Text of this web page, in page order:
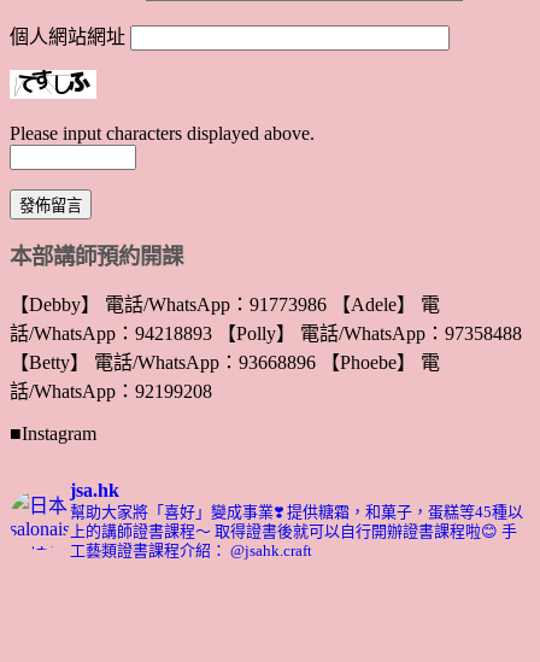
個人網站網址
Please input characters displayed above.
本部講師預約開課
【Debby】 電話/WhatsApp：91773986 【Adele】 電
話/WhatsApp：94218893 【Polly】 電話/WhatsApp：97358488
【Betty】 電話/WhatsApp：93668896 【Phoebe】 電
話/WhatsApp：92199208
■Instagram
jsa.hk
幫助大家將「喜好」變成事業❣️ 提供糖霜，和菓子，蛋糕等45種以
上的講師證書課程～ 取得證書後就可以自行開辦證書課程啦😊 手
工藝類證書課程介紹： @jsahk.craft